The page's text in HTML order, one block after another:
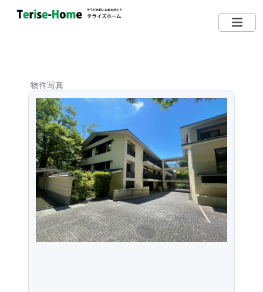
営業時間：10：00〜19：00
定休日：毎週水曜日 （日・祝日営業しています）
左京区で買いたい
左京区で売りたい
無料相談する
左京区ってどんな街？
リクエスト登録
物件写真